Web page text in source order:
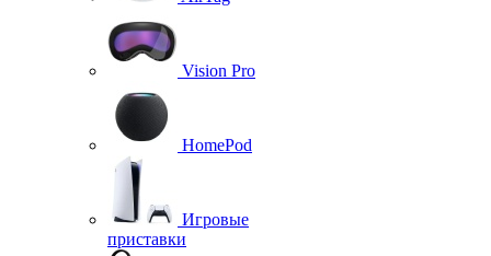
Vision Pro
HomePod
Игровые
приставки